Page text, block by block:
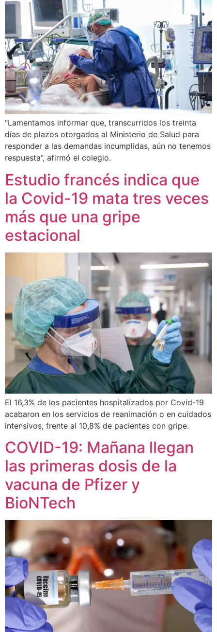
“Lamentamos informar que, transcurridos los treinta
días de plazos otorgados al Ministerio de Salud para
responder a las demandas incumplidas, aún no tenemos
respuesta”, afirmó el colegio.
Estudio francés indica que
la Covid-19 mata tres veces
más que una gripe
estacional
El 16,3% de los pacientes hospitalizados por Covid-19
acabaron en los servicios de reanimación o en cuidados
intensivos, frente al 10,8% de pacientes con gripe.
COVID-19: Mañana llegan
las primeras dosis de la
vacuna de Pfizer y
BioNTech